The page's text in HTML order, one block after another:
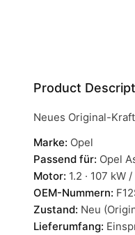
Product
Neues Original-
Marke: Opel
Passend für: Opel
Motor: 1.2 · 107 kW
OEM-Nummern:
Zustand: Neu
Lieferumfang: